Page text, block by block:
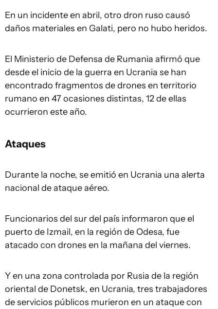
En un incidente en abril, otro dron ruso causó
daños materiales en Galati, pero no hubo heridos.
El Ministerio de Defensa de Rumania afirmó que
desde el inicio de la guerra en Ucrania se han
encontrado fragmentos de drones en territorio
rumano en 47 ocasiones distintas, 12 de ellas
ocurrieron este año.
Ataques
Durante la noche, se emitió en Ucrania una alerta
nacional de ataque aéreo.
Funcionarios del sur del país informaron que el
puerto de Izmail, en la región de Odesa, fue
atacado con drones en la mañana del viernes.
Y en una zona controlada por Rusia de la región
oriental de Donetsk, en Ucrania, tres trabajadores
de servicios públicos murieron en un ataque con